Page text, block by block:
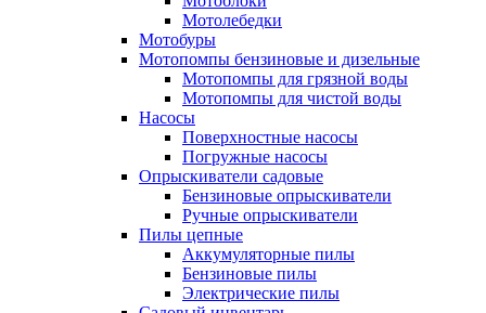
Мотолебедки
Мотобуры
Мотопомпы бензиновые и дизельные
Мотопомпы для грязной воды
Мотопомпы для чистой воды
Насосы
Поверхностные насосы
Погружные насосы
Опрыскиватели садовые
Бензиновые опрыскиватели
Ручные опрыскиватели
Пилы цепные
Аккумуляторные пилы
Бензиновые пилы
Электрические пилы